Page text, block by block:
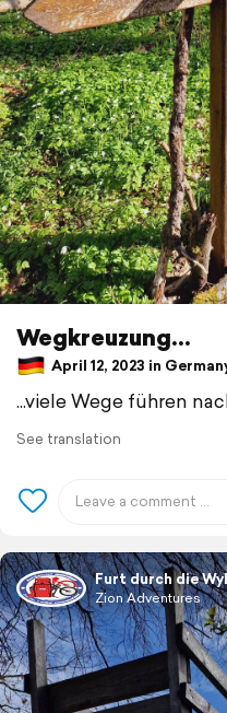
Wegkreuzung...
April 12, 2023 in
...viele Wege führen
See translation
Furt durch die
Zion Adventures